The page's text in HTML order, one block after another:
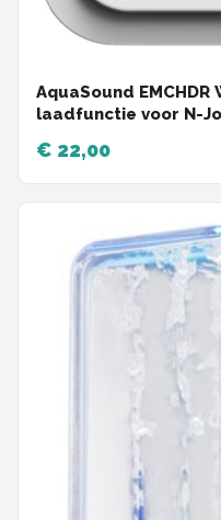
AquaSound
laadfunctie voor N-
€ 22,00